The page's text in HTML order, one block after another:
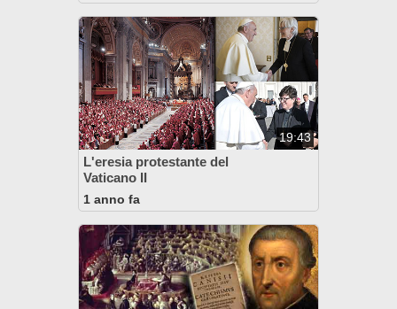
19:43
L'eresia protestante del
Vaticano II
1 anno fa